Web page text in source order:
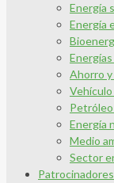
Energía
Energía
Ahorro
Petróleo
Energía
Medio
Sector
Patrocinadores